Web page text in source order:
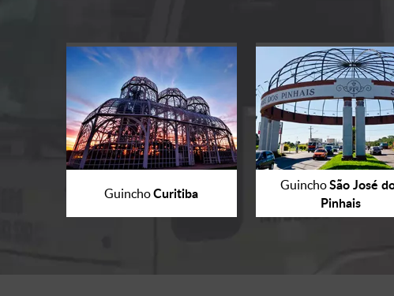
GuinchoCuritiba GuinchoSão José
Pinhais